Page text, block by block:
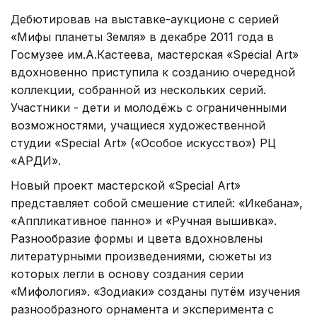
Дебютировав на выставке-аукционе с серией
«Мифы планеты Земля» в декабре 2011 года в
Госмузее им.А.Кастеева, мастерская «Special Art»
вдохновенно приступила к созданию очередной
коллекции, собранной из нескольких серий.
Участники - дети и молодёжь с ограниченными
возможностями, учащиеся художественной
студии «Special Art» («Особое искусство») РЦ
«АРДИ».
Новый проект мастерской «Special Art»
представляет собой смешение стилей: «Икебана»,
«Аппликативное панно» и «Ручная вышивка».
Разнообразие формы и цвета вдохновлены
литературными произведениями, сюжеты из
которых легли в основу создания серии
«Мифология». «Зодиаки» созданы путём изучения
разнообразного орнамента и эксперимента с